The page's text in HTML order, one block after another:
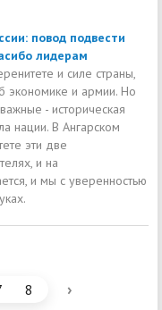
повод подвести
лидерам
и силе страны,
экономике и армии. Но
- историческая
нации. В Ангарском
эти две
и на
и мы с уверенностью
8 ›